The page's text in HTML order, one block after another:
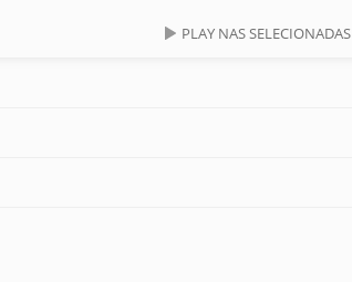
PLAY NAS SELECIONADAS